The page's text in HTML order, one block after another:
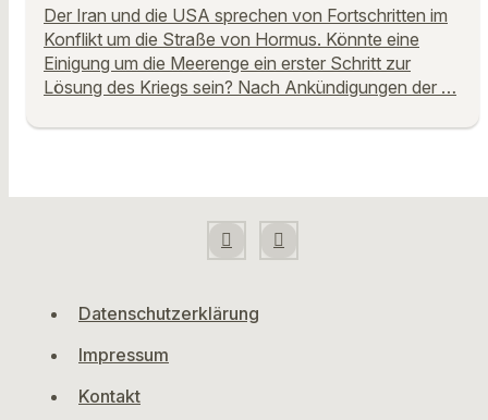
Der Iran und die USA sprechen von Fortschritten im
Konflikt um die Straße von Hormus. Könnte eine
Einigung um die Meerenge ein erster Schritt zur
Lösung des Kriegs sein? Nach Ankündigungen der …
Datenschutzerklärung
Impressum
Kontakt